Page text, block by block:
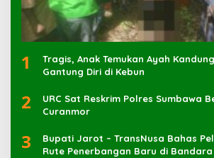
1
Tragis, Anak Temukan Ayah
Gantung Diri di Kebun
2
URC Sat Reskrim Polres Sumbawa
3
Bupati Jarot – TransNusa Bahas
Rute Penerbangan Baru di